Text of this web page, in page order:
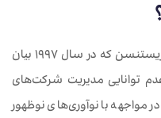
نظریه نوآوری مخرب اولین بار توسط کریستنسن که در سال ۱۹۹۷ بیان
توانایی مدیریت شرکت‌های
با نوآوری‌های نوظهور